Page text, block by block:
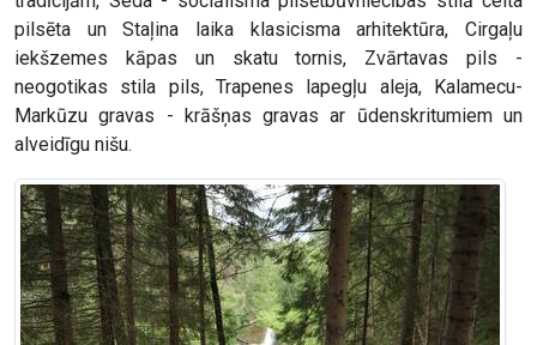
pilsēta un Staļina laika klasicisma arhitektūra, Cirgaļu
iekšzemes kāpas un skatu tornis, Zvārtavas pils -
neogotikas stila pils, Trapenes lapegļu aleja, Kalamecu-
Markūzu gravas - krāšņas gravas ar ūdenskritumiem un
alveidīgu nišu.